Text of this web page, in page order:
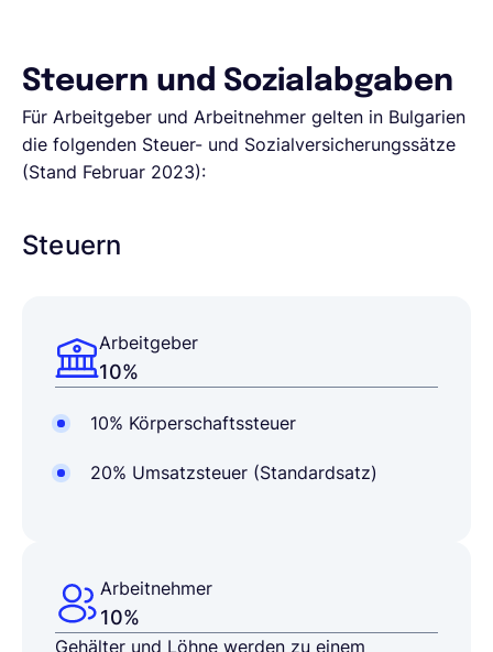
Steuern und Sozialabgaben
Für Arbeitgeber und Arbeitnehmer gelten in Bulgarien
die folgenden Steuer- und Sozialversicherungssätze
(Stand Februar 2023):
Steuern
Arbeitgeber
10%
10% Körperschaftssteuer
20% Umsatzsteuer (Standardsatz)
Arbeitnehmer
10%
Gehälter und Löhne werden zu einem